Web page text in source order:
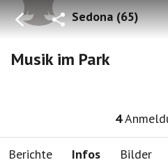
Sedona(65)
Musik im Park
4
Berichte Infos Bilder